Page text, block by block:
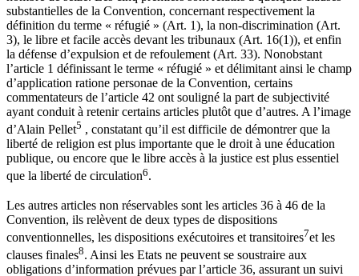
substantielles de la Convention, concernant respectivement la
définition du terme « réfugié » (Art. 1), la non-discrimination (Art.
3), le libre et facile accès devant les tribunaux (Art. 16(1)), et enfin
la défense d’expulsion et de refoulement (Art. 33). Nonobstant
l’article 1 définissant le terme « réfugié » et délimitant ainsi le champ
d’application ratione personae de la Convention, certains
commentateurs de l’article 42 ont souligné la part de subjectivité
ayant conduit à retenir certains articles plutôt que d’autres. A l’image
d’Alain Pellet5 , constatant qu’il est difficile de démontrer que la
liberté de religion est plus importante que le droit à une éducation
publique, ou encore que le libre accès à la justice est plus essentiel
que la liberté de circulation6.
Les autres articles non réservables sont les articles 36 à 46 de la
Convention, ils relèvent de deux types de dispositions
conventionnelles, les dispositions exécutoires et transitoires7et les
clauses finales8. Ainsi les Etats ne peuvent se soustraire aux
obligations d’information prévues par l’article 36, assurant un suivi